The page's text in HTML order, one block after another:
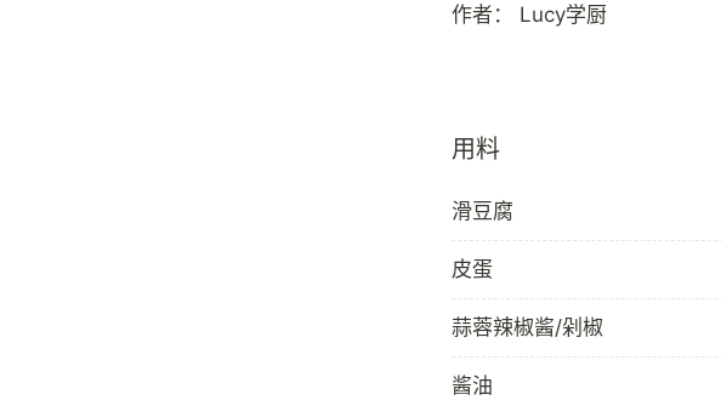
作者： Lucy学厨
用料
滑豆腐
皮蛋
蒜蓉辣椒酱/剁椒
酱油